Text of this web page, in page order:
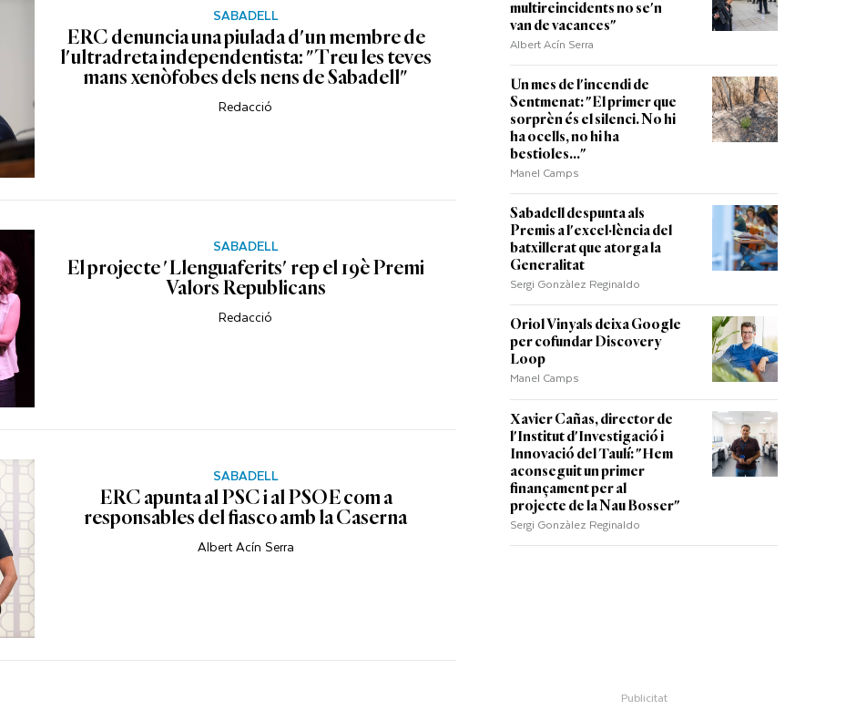
SABADELL
ERC denuncia una piulada d'un membre de
l'ultradreta independentista: "Treu les teves
mans xenòfobes dels nens de Sabadell"
Redacció
SABADELL
El projecte 'Llenguaferits' rep el 19è Premi
Valors Republicans
Redacció
SABADELL
ERC apunta al PSC i al PSOE com a
responsables del fiasco amb la Caserna
Albert Acín Serra
multireincidents no se'n
van de vacances"
Albert Acín Serra
Un mes de l'incendi de
Sentmenat: "El primer que
sorprèn és el silenci. No hi
ha ocells, no hi ha
bestioles..."
Manel Camps
Sabadell despunta als
Premis a l'excel·lència del
batxillerat que atorga la
Generalitat
Sergi Gonzàlez Reginaldo
Oriol Vinyals deixa Google
per cofundar Discovery
Loop
Manel Camps
Xavier Cañas, director de
l'Institut d'Investigació i
Innovació del Taulí: "Hem
aconseguit un primer
finançament per al
projecte de la Nau Bosser"
Sergi Gonzàlez Reginaldo